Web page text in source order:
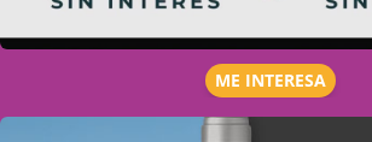
ME INTERESA